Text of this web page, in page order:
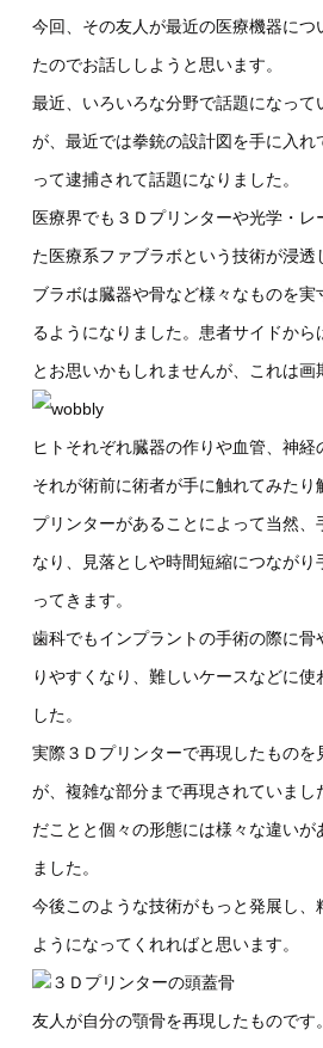
今回、その友人が最近の医療機器につ
たのでお話ししようと思います。
最近、いろいろな分野で話題になって
が、最近では拳銃の設計図を手に入れ
って逮捕されて話題になりました。
医療界でも３Ｄプリンターや光学・
た医療系ファブラボという技術が浸透
ブラボは臓器や骨など様々なものを実
るようになりました。患者サイドから
とお思いかもしれませんが、これは画
ヒトそれぞれ臓器の作りや血管、神経
それが術前に術者が手に触れてみたり
プリンターがあることによって当然、
なり、見落としや時間短縮につなが
ってきます。
歯科でもインプラントの手術の際に骨
りやすくなり、難しいケースなどに使
した。
実際３Ｄプリンターで再現したものを
が、複雑な部分まで再現されていまし
だことと個々の形態には様々な違い
ました。
今後このような技術がもっと発展し、
ようになってくれればと思います。
３Ｄプリンターの頭蓋骨
友人が自分の顎骨を再現したものです。